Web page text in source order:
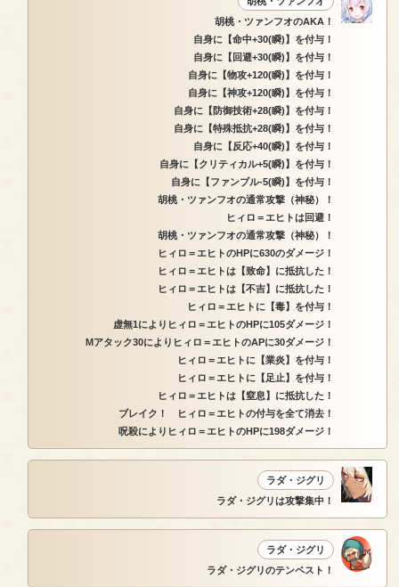
胡桃・ツァンフオのAKA！
自身に【命中+30(瞬)】を付与！
自身に【回避+30(瞬)】を付与！
自身に【物攻+120(瞬)】を付与！
自身に【神攻+120(瞬)】を付与！
自身に【防御技術+28(瞬)】を付与！
自身に【特殊抵抗+28(瞬)】を付与！
自身に【反応+40(瞬)】を付与！
自身に【クリティカル+5(瞬)】を付与！
自身に【ファンブル-5(瞬)】を付与！
胡桃・ツァンフオの通常攻撃（神秘）！
ヒィロ＝エヒトは回避！
胡桃・ツァンフオの通常攻撃（神秘）！
ヒィロ＝エヒトのHPに630のダメージ！
ヒィロ＝エヒトは【致命】に抵抗した！
ヒィロ＝エヒトは【不吉】に抵抗した！
ヒィロ＝エヒトに【毒】を付与！
虚無1によりヒィロ＝エヒトのHPに105ダメージ！
Mアタック30によりヒィロ＝エヒトのAPに30ダメージ！
ヒィロ＝エヒトに【業炎】を付与！
ヒィロ＝エヒトに【足止】を付与！
ヒィロ＝エヒトは【窒息】に抵抗した！
ブレイク！ ヒィロ＝エヒトの付与を全て消去！
呪殺によりヒィロ＝エヒトのHPに198ダメージ！
ラダ・ジグリ
ラダ・ジグリは攻撃集中！
ラダ・ジグリ
ラダ・ジグリのテンペスト！